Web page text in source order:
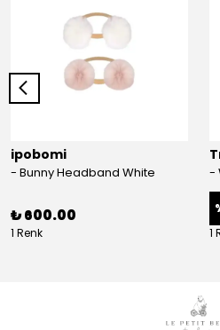
ipobomi
- Bunny Headband White
₺ 600.00
1 Renk 1